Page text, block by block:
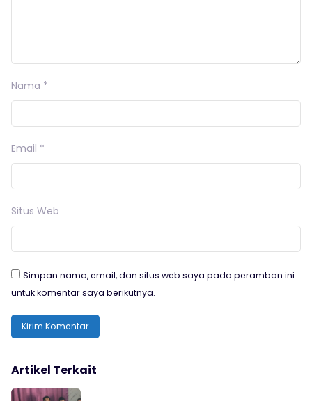
Nama *
Email *
Situs Web
Simpan nama, email, dan situs web saya pada peramban ini
untuk komentar saya berikutnya.
Artikel Terkait